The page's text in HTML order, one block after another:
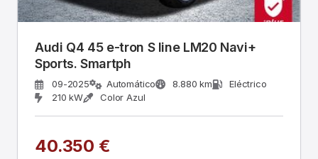
Audi Q4 45 e-tron S line LM20 Navi+
Sports. Smartph
09-2025 Automático 8.880 km
Eléctrico
210 kW
Color Azul
40.350 €